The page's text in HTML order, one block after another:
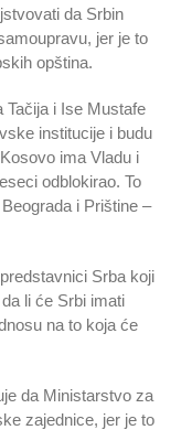
da Srbin
jer je to
opština.
Tačija i Ise Mustafe
institucije i budu
ima Vladu i
odblokirao. To
i Prištine –
Srba koji
li će Srbi imati
na to koja će
da Ministarstvo za
zajednice, jer je to